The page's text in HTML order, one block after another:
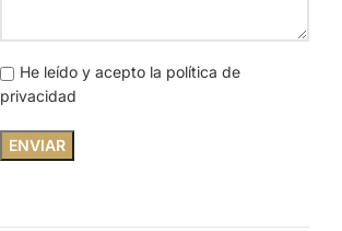
vacío.
He leído y acepto la política de
privacidad